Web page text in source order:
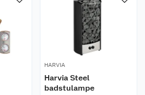
HARVIA
Harvia Steel
badstulampe